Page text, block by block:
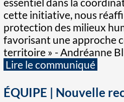
cette initiative, nous
protection des milieux
favorisant une approche
territoire » - Andréanne
Lire le communiqué
ÉQUIPE | Nouvelle